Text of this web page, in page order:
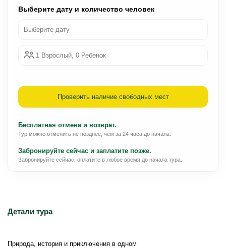
Детали тура
Природа, история и приключения в одном
Выберите дату и количество человек
Выберите дату
1 Взрослый, 0 Ребенок
Проверить наличие свободных мест
Бесплатная отмена и возврат.
Тур можно отменить не позднее, чем за 24 часа до начала.
Забронируйте сейчас и заплатите позже.
Забронируйте сейчас, оплатите в любое время до начала тура.